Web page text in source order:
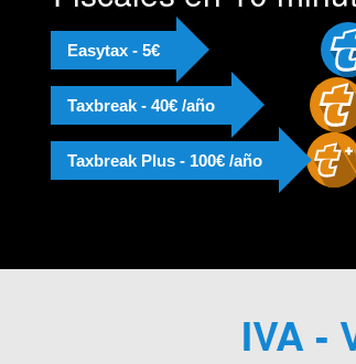
Easytax - 5€
Taxbreak - 40€ /año
Taxbreak Plus - 100€ /año
Alejandro Aguilar
IVA -